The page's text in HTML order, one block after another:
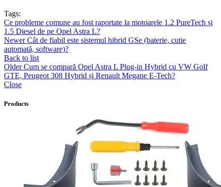
Tags:
Ce probleme comune au fost raportate la motoarele 1.2 PureTech și
1.5 Diesel de pe Opel Astra L?
Newer Cât de fiabil este sistemul hibrid GSe (baterie, cutie
automată, software)?
Back to list
Older Cum se compară Opel Astra L Plug-in Hybrid cu VW Golf
GTE, Peugeot 308 Hybrid și Renault Megane E-Tech?
Close
Products